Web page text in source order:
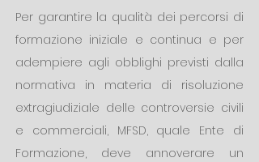
Per garantire la qualità dei percorsi di
formazione iniziale e continua e per
adempiere agli obblighi previsti dalla
normativa in materia di risoluzione
extragiudiziale delle controversie civili
e commerciali, MFSD, quale Ente di
Formazione, deve annoverare un